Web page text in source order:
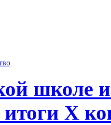
школе
Х